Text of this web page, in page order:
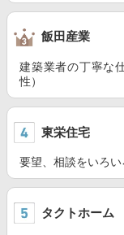
飯田産業
建築業者の丁寧な
性）
東栄住宅
要望、相談をいろい
タクトホーム